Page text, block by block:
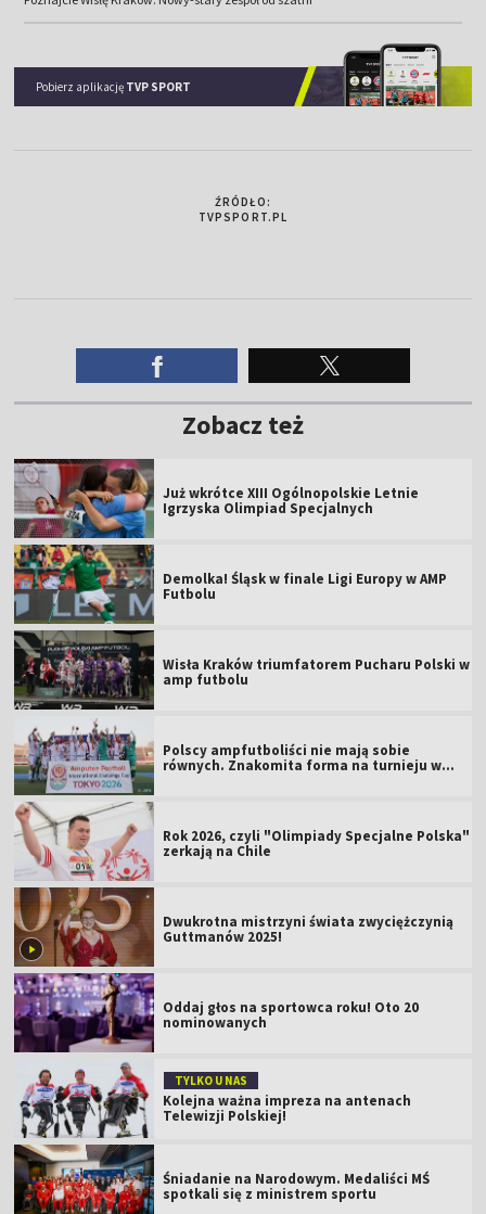
Pobierz aplikację TVP SPORT
ŹRÓDŁO:
TVPSPORT.PL
Zobacz też
Już wkrótce XIII Ogólnopolskie Letnie
Igrzyska Olimpiad Specjalnych
Demolka! Śląsk w finale Ligi Europy w AMP
Futbolu
Wisła Kraków triumfatorem Pucharu Polski w
amp futbolu
Polscy ampfutboliści nie mają sobie
równych. Znakomita forma na turnieju w
Rok 2026, czyli "Olimpiady Specjalne Polska"
zerkają na Chile
Dwukrotna mistrzyni świata zwyciężczynią
Guttmanów 2025!
Oddaj głos na sportowca roku! Oto 20
nominowanych
TYLKO U NAS
Kolejna ważna impreza na antenach
Telewizji Polskiej!
Śniadanie na Narodowym. Medaliści MŚ
spotkali się z ministrem sportu